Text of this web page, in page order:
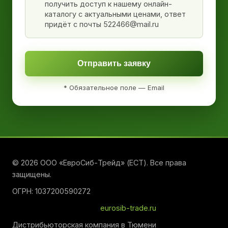
получить доступ к нашему онлайн-
каталогу с актуальными ценами, ответ
придёт с почты 522466@mail.ru
Отправить заявку
* Обязательное поле — Email
© 2026 ООО «ЕвроСиб-Трейд» (ЕСТ). Все права
защищены.
ОГРН: 1037200590272
eurosib-trade.ru
Дистрибьюторская компания в Тюмени